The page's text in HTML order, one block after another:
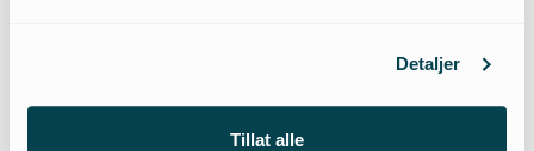
Detaljer
Tillat alle
– Men det skal fortsatt være tillatt med f.eks. bur for